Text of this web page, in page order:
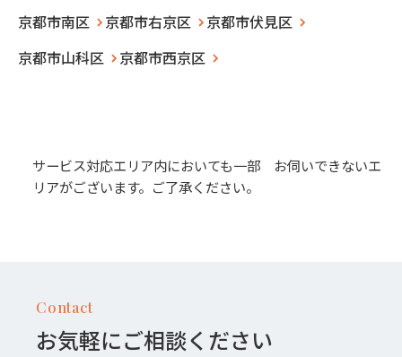
京都市南区
京都市右京区
京都市伏見区
京都市山科区
京都市西京区
サービス対応エリア内においても一部 お伺いできないエ
リアがございます。ご了承ください。
Contact
お気軽にご相談ください